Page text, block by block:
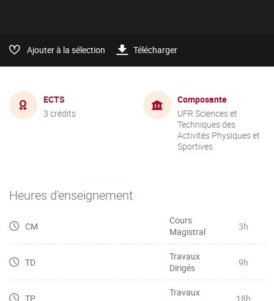
Ajouter à la sélection Télécharger
ECTS
3 crédits
Composante
UFR Sciences et
Techniques des
Activités Physiques et
Sportives
Heures d'enseignement
CM
Cours
Magistral
3h
TD
Travaux
Dirigés
9h
TP
Travaux
18h